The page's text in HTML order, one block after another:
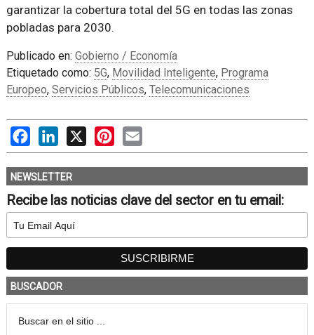
garantizar la cobertura total del 5G en todas las zonas
pobladas para 2030.
Publicado en: Gobierno / Economía
Etiquetado como: 5G, Movilidad Inteligente, Programa
Europeo, Servicios Públicos, Telecomunicaciones
FacebookLinkedIn
X PinterestEmail
NEWSLETTER
Recibe las noticias clave del sector en tu email:
BUSCADOR